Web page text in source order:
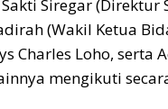
Siregar (Direktur
(Wakil Ketua
Charles Loho, serta
mengikuti